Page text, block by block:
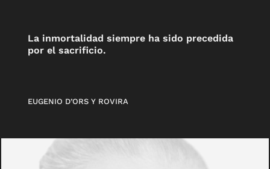
La inmortalidad siempre ha sido precedida
por el sacrificio.
EUGENIO D’ORS Y ROVIRA